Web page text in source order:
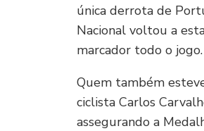
única derrota de
Nacional voltou a
marcador todo o jogo.
Quem também
ciclista Carlos
assegurando a